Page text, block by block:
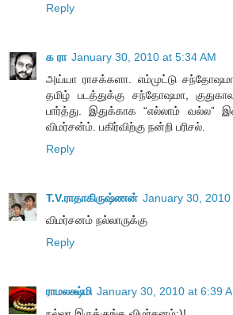
Reply
க ரா January 30, 2010 at 5:34 AM
அய்யா ராசக்களா. எம்முட்டு
தமிழ் படத்துக்கு சந்தோஷமா,
பார்த்து. இதுக்காக “எல்லாம் வல்ல”
விமர்சன்ம். பகிர்விற்கு நன்றி பரிசல்.
Reply
T.V.ராதாகிருஷ்ணன் January 30, 2010
விமர்சனம் நல்லாருக்கு
Reply
ராமலக்ஷ்மி January 30, 2010 at 6:39